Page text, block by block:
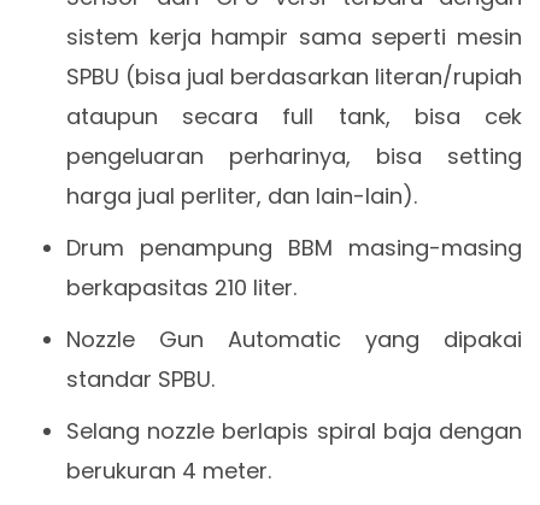
sistem kerja hampir sama seperti mesin
SPBU (bisa jual berdasarkan literan/rupiah
ataupun secara full tank, bisa cek
pengeluaran perharinya, bisa setting
harga jual perliter, dan lain-lain).
Drum penampung BBM masing-masing
berkapasitas 210 liter.
Nozzle Gun Automatic yang dipakai
standar SPBU.
Selang nozzle berlapis spiral baja dengan
berukuran 4 meter.